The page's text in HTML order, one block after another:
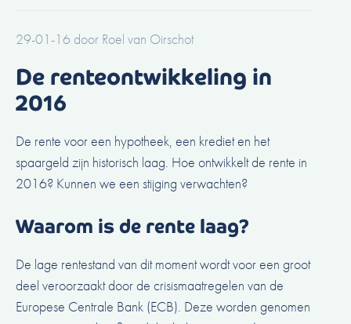
29-01-16 door Roel van Oirschot
De renteontwikkeling in
2016
De rente voor een hypotheek, een krediet en het
spaargeld zijn historisch laag. Hoe ontwikkelt de rente in
2016? Kunnen we een stijging verwachten?
Waarom is de rente laag?
De lage rentestand van dit moment wordt voor een groot
deel veroorzaakt door de crisismaatregelen van de
Europese Centrale Bank (ECB). Deze worden genomen